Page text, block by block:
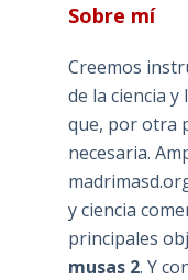
Sobre mí
Creemos
de la ciencia
que, por otra
necesaria.
y ciencia
principales
musas 2. Y